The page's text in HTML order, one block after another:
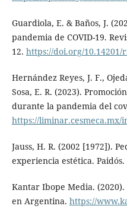
Guardiola, E. & Baños, J.
pandemia de COVID-19.
12. https://doi.org/10.14201/
Hernández Reyes, J. F.,
Sosa, E. R. (2023).
durante la pandemia del
https://
Jauss, H. R. (2002 [1972]).
experiencia estética. Paidós.
Kantar Ibope Media.
en Argentina. https://